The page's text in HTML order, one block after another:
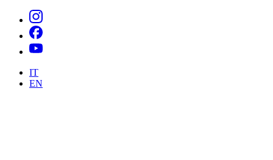
IT
EN